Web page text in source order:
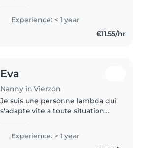
l'opportunité de travailler dans
un centre de loisirs. J'ai eu
plusieurs autres occasions de..
Experience: < 1 year
€11.55/hr
Eva
Nanny in Vierzon
Je suis une personne lambda qui
s'adapte vite a toute situation
dont d'enfant autiste et en
situation d'anticiper
Experience: > 1 year